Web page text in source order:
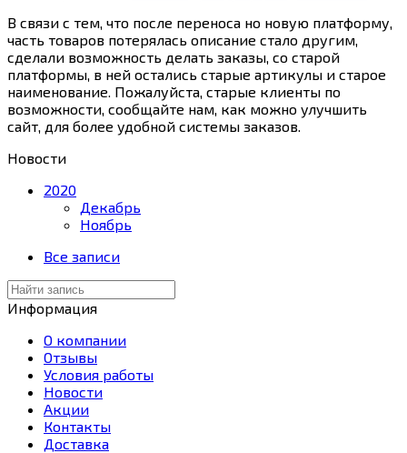
В связи с тем, что после переноса но новую платформу,
часть товаров потерялась описание стало другим,
сделали возможность делать заказы, со старой
платформы, в ней остались старые артикулы и старое
наименование. Пожалуйста, старые клиенты по
возможности, сообщайте нам, как можно улучшить
сайт, для более удобной системы заказов.
Новости
2020
Декабрь
Ноябрь
Все записи
Информация
О компании
Отзывы
Условия работы
Новости
Акции
Контакты
Доставка